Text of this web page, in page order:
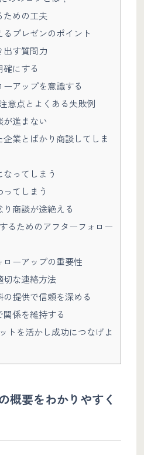
ための工夫
プレゼンのポイント
出す質問力
にする
アップを意識する
意点とよくある失敗例
進まない
業とばかり商談してしま
ってしまう
てしまう
商談が途絶える
るためのアフターフォロー
ーアップの重要性
切な連絡方法
提供で信頼を深める
係を維持する
トを活かし成功につなげよ
概要をわかりやすく